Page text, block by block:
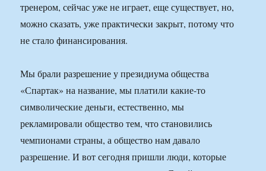
тренером, сейчас уже не играет, еще существует, но,
можно сказать, уже практически закрыт, потому что
не стало финансирования.
Мы брали разрешение у президиума общества
«Спартак» на название, мы платили какие-то
символические деньги, естественно, мы
рекламировали общество тем, что становились
чемпионами страны, а общество нам давало
разрешение. И вот сегодня пришли люди, которые